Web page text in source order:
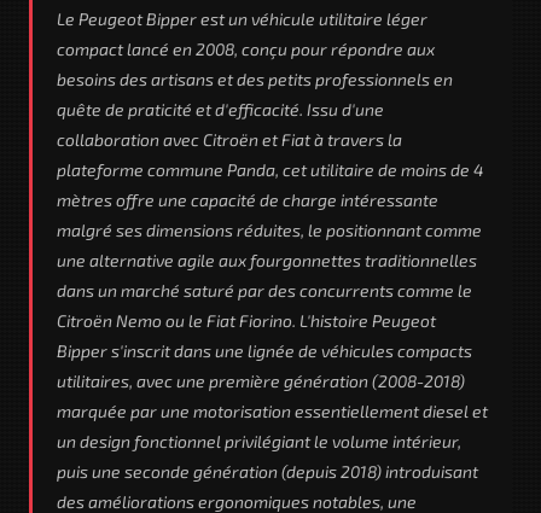
Le Peugeot Bipper est un véhicule utilitaire léger
compact lancé en 2008, conçu pour répondre aux
besoins des artisans et des petits professionnels en
quête de praticité et d'efficacité. Issu d'une
collaboration avec Citroën et Fiat à travers la
plateforme commune Panda, cet utilitaire de moins de 4
mètres offre une capacité de charge intéressante
malgré ses dimensions réduites, le positionnant comme
une alternative agile aux fourgonnettes traditionnelles
dans un marché saturé par des concurrents comme le
Citroën Nemo ou le Fiat Fiorino. L'histoire Peugeot
Bipper s'inscrit dans une lignée de véhicules compacts
utilitaires, avec une première génération (2008-2018)
marquée par une motorisation essentiellement diesel et
un design fonctionnel privilégiant le volume intérieur,
puis une seconde génération (depuis 2018) introduisant
des améliorations ergonomiques notables, une